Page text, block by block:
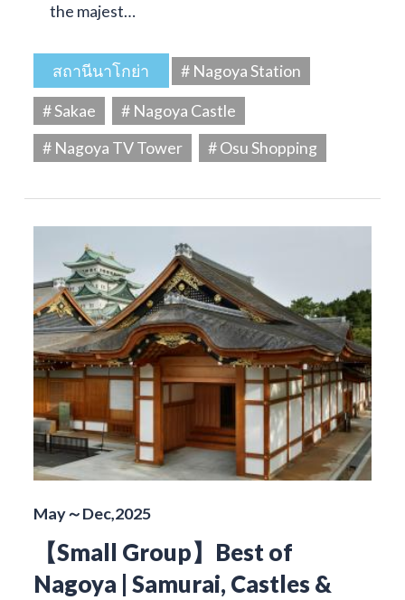
the majest…
สถานีนาโกย่า
# Nagoya Station
# Sakae
# Nagoya Castle
# Nagoya TV Tower
# Osu Shopping
May～Dec,2025
【Small Group】Best of
Nagoya | Samurai, Castles &